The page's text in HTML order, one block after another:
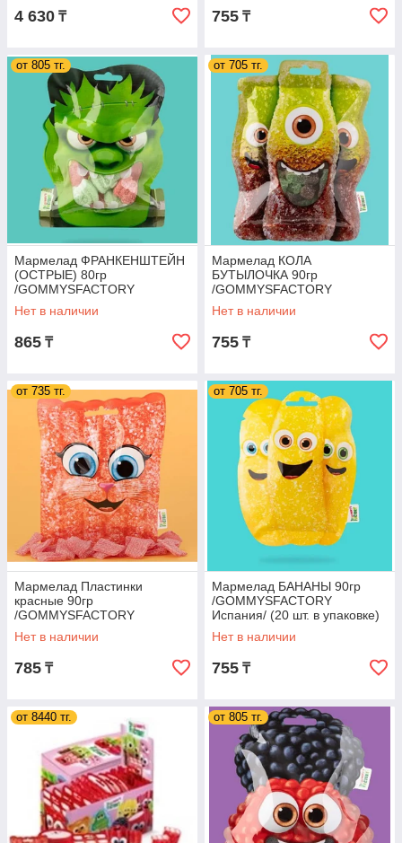
4 630 ₸ 755 ₸
от 805 тг.
Мармелад ФРАНКЕНШТЕЙН
(ОСТРЫЕ) 80гр
/GOMMYSFACTORY
Испания/ (20 шт. в упаковке)
Нет в наличии
865 ₸
от 705 тг.
Мармелад КОЛА
БУТЫЛОЧКА 90гр
/GOMMYSFACTORY
Испания/ (20 шт. в упаковке)
Нет в наличии
755 ₸
от 735 тг.
Мармелад Пластинки
красные 90гр
/GOMMYSFACTORY
Испания/ (20 шт. в упаковке)
Нет в наличии
785 ₸
от 705 тг.
Мармелад БАНАНЫ 90гр
/GOMMYSFACTORY
Испания/ (20 шт. в упаковке)
Нет в наличии
755 ₸
от 8440 тг. от 805 тг.